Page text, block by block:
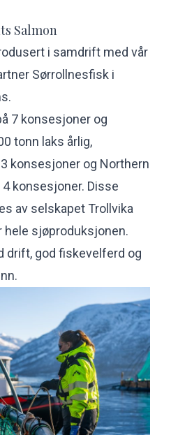
Salmon
i samdrift med vår
Sørrollnesfisk i
7 konsesjoner og
tonn laks årlig,
konsesjoner og Northern
konsesjoner. Disse
av selskapet Trollvika
hele sjøproduksjonen.
drift, god fiskevelferd og